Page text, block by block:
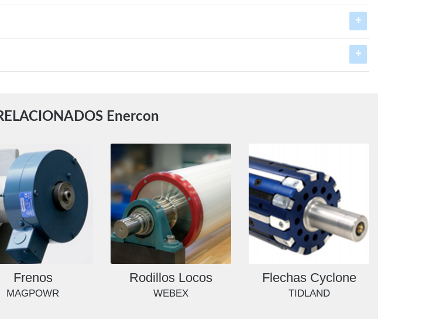
Enercon
Frenos
MAGPOWR
Rodillos Locos
WEBEX
Flechas Cyclone
TIDLAND